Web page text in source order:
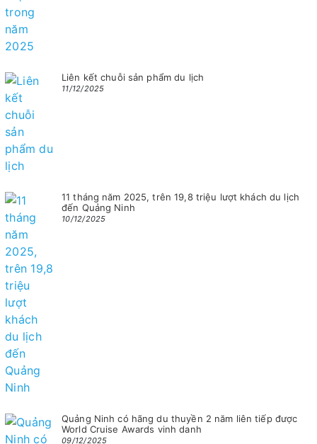
Liên kết chuỗi sản phẩm du lịch
11/12/2025
11 tháng năm 2025, trên 19,8 triệu lượt khách du lịch
đến Quảng Ninh
10/12/2025
Quảng Ninh có hãng du thuyền 2 năm liên tiếp được
World Cruise Awards vinh danh
09/12/2025